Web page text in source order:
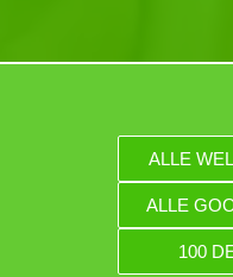
ALLE
ALLE
100